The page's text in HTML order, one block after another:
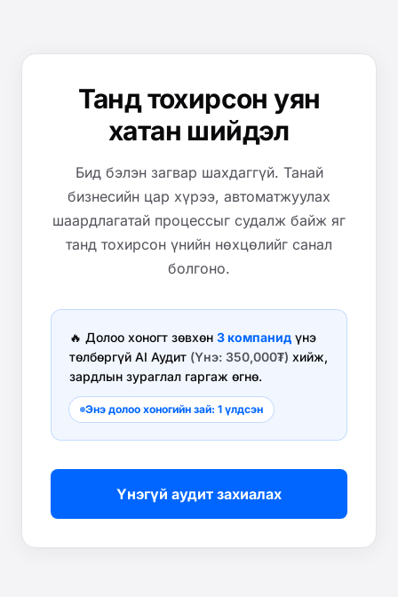
Танд тохирсон уян
хатан шийдэл
Бид бэлэн загвар шахдаггүй. Танай
бизнесийн цар хүрээ, автоматжуулах
шаардлагатай процессыг судалж байж яг
танд тохирсон үнийн нөхцөлийг санал
болгоно.
🔥 Долоо хоногт зөвхөн 3 компанид үнэ
төлбөргүй AI Аудит (Үнэ: 350,000₮) хийж,
зардлын зураглал гаргаж өгнө.
Энэ долоо хоногийн зай: 1 үлдсэн
Үнэгүй аудит захиалах